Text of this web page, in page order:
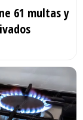
61 multas y